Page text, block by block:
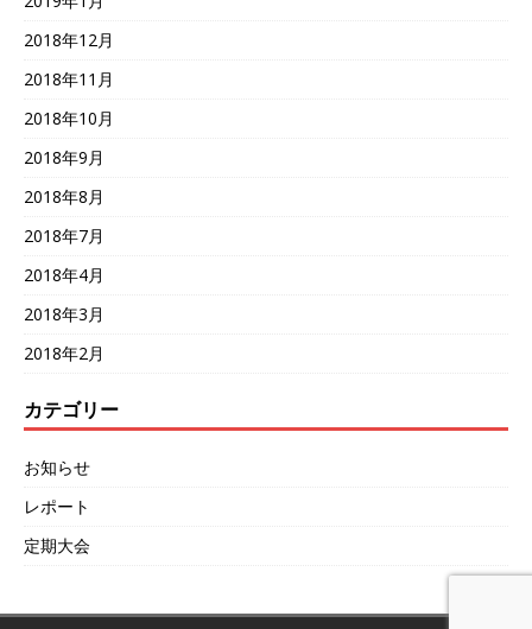
2018年12月
2018年11月
2018年10月
2018年9月
2018年8月
2018年7月
2018年4月
2018年3月
2018年2月
カテゴリー
お知らせ
レポート
定期大会